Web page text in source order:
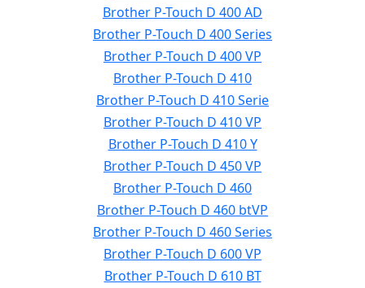
Brother P-Touch D 400 AD
Brother P-Touch D 400 Series
Brother P-Touch D 400 VP
Brother P-Touch D 410
Brother P-Touch D 410 Serie
Brother P-Touch D 410 VP
Brother P-Touch D 410 Y
Brother P-Touch D 450 VP
Brother P-Touch D 460
Brother P-Touch D 460 btVP
Brother P-Touch D 460 Series
Brother P-Touch D 600 VP
Brother P-Touch D 610 BT